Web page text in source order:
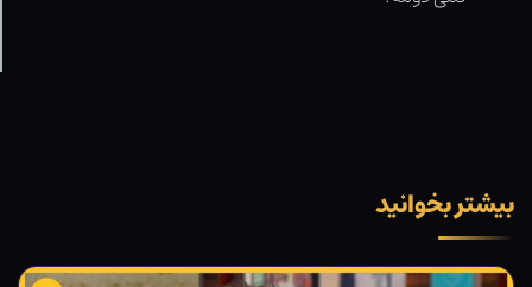
بیشتر بخوانید